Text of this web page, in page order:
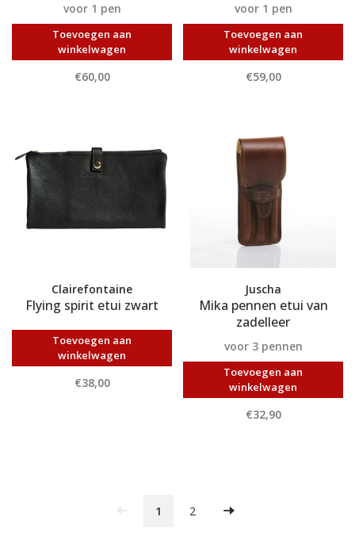
voor 1 pen
Toevoegen aan
winkelwagen
€60,00
voor 1 pen
Toevoegen aan
winkelwagen
€59,00
Clairefontaine
Flying spirit etui zwart
Toevoegen aan
winkelwagen
€38,00
Juscha
Mika pennen etui van
zadelleer
voor 3 pennen
Toevoegen aan
winkelwagen
€32,90
1 2